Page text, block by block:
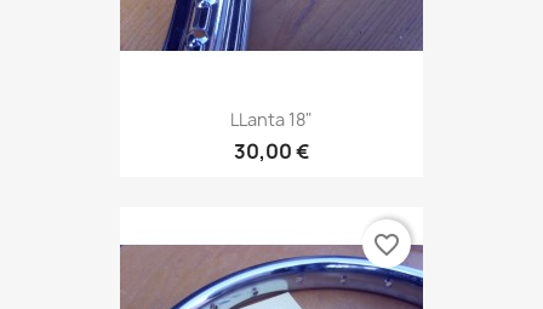
LLanta 18"
30,00 €
favorite_border